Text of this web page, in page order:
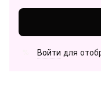
Войти для